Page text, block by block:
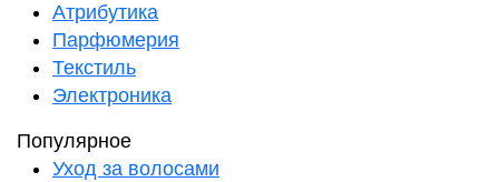
Атрибутика
Парфюмерия
Текстиль
Электроника
Популярное
Уход за волосами